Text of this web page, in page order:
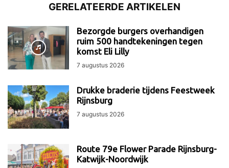
GERELATEERDE ARTIKELEN
Bezorgde burgers overhandigen
ruim 500 handtekeningen tegen
komst Eli Lilly
7 augustus 2026
Drukke braderie tijdens Feestweek
Rijnsburg
7 augustus 2026
Route 79e Flower Parade Rijnsburg-
Katwijk-Noordwijk